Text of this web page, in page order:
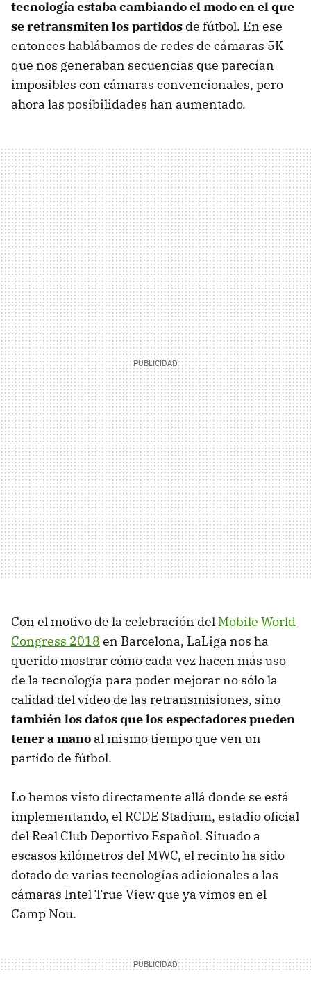
tecnología estaba cambiando el modo en el que
se retransmiten los partidos de fútbol. En ese
entonces hablábamos de redes de cámaras 5K
que nos generaban secuencias que parecían
imposibles con cámaras convencionales, pero
ahora las posibilidades han aumentado.
Con el motivo de la celebración del Mobile World
Congress 2018 en Barcelona, LaLiga nos ha
querido mostrar cómo cada vez hacen más uso
de la tecnología para poder mejorar no sólo la
calidad del vídeo de las retransmisiones, sino
también los datos que los espectadores pueden
tener a mano al mismo tiempo que ven un
partido de fútbol.
Lo hemos visto directamente allá donde se está
implementando, el RCDE Stadium, estadio oficial
del Real Club Deportivo Español. Situado a
escasos kilómetros del MWC, el recinto ha sido
dotado de varias tecnologías adicionales a las
cámaras Intel True View que ya vimos en el
Camp Nou.